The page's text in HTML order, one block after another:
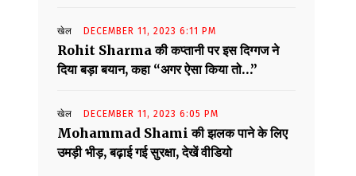
खेल DECEMBER 11, 2023 6:11 PM
Rohit Sharma की कप्तानी पर इस दिग्गज ने
दिया बड़ा बयान, कहा “अगर ऐसा किया तो…”
खेल DECEMBER 11, 2023 6:05 PM
Mohammad Shami की झलक पाने के लिए
उमड़ी भीड़, बढ़ाई गई सुरक्षा, देखें वीडियो